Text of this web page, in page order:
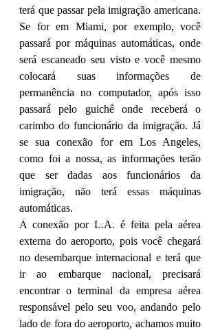
terá que passar pela imigração americana.
Se for em Miami, por exemplo, você
passará por máquinas automáticas, onde
será escaneado seu visto e você mesmo
colocará suas informações de
permanência no computador, após isso
passará pelo guichê onde receberá o
carimbo do funcionário da imigração. Já
se sua conexão for em Los Angeles,
como foi a nossa, as informações terão
que ser dadas aos funcionários da
imigração, não terá essas máquinas
automáticas.
A conexão por L.A. é feita pela aérea
externa do aeroporto, pois você chegará
no desembarque internacional e terá que
ir ao embarque nacional, precisará
encontrar o terminal da empresa aérea
responsável pelo seu voo, andando pelo
lado de fora do aeroporto, achamos muito